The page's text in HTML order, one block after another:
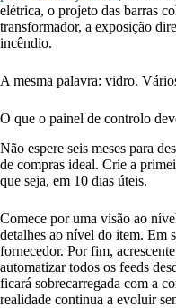
elétrica, o projeto das barras
transformador, a exposição
incêndio.
A mesma palavra: vidro.
O que o painel de controlo
Não espere seis meses para
de compras ideal. Crie a
que seja, em 10 dias úteis.
Comece por uma visão ao
detalhes ao nível do item. Em
fornecedor. Por fim,
automatizar todos os feeds
ficará sobrecarregada com a
realidade continua a evoluir